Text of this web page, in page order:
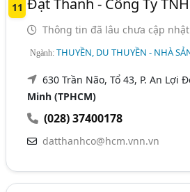
11 Đạt Thanh - Công Ty
Thông tin đã lâu chưa cập nhật
Ngành:THUYỀN, DU THUYỀN - NHÀ
630 Trần Não, Tổ 43, P. An Lợi
Minh (TPHCM)
(028) 37400178
datthanhco@hcm.vnn.vn